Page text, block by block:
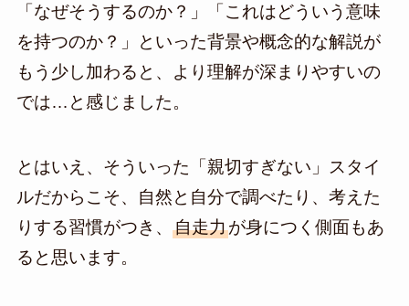
「なぜそうするのか？」「これはどういう意味
を持つのか？」といった背景や概念的な解説が
もう少し加わると、より理解が深まりやすいの
では…と感じました。
とはいえ、そういった「親切すぎない」スタイ
ルだからこそ、自然と自分で調べたり、考えた
りする習慣がつき、 自走力が身につく側面もあ
ると思います。